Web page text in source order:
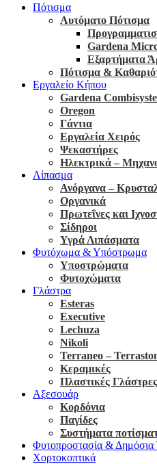
Πότισμα
Αυτόματο Πότισμα
Gardena
Εξαρτήματα
Πότισμα &
Εργαλείο Κήπου
Gardena
Oregon
Γάντια
Εργαλεία Χειρός
Ψεκαστήρες
Ηλεκτρικά –
Λίπασμα
Ανόργανα –
Οργανικά
Πρωτεΐνες και
Σίδηροι
Υγρά Λιπάσματα
Φυτόχωμα & Υπόστρωμα
Υποστρώματα
Φυτοχώματα
Γλάστρα
Esteras
Executive
Lechuza
Nikoli
Terraneo –
Κεραμικές
Πλαστικές Γλάστρες
Αξεσουάρ
Κορδόνια
Παγίδες
Συστήματα
Φυτοπροστασία & Δημόσια
Χορτοκοπτικά